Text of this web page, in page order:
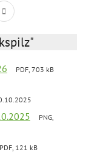
PDF, 703 kB
PNG,
PDF, 121 kB